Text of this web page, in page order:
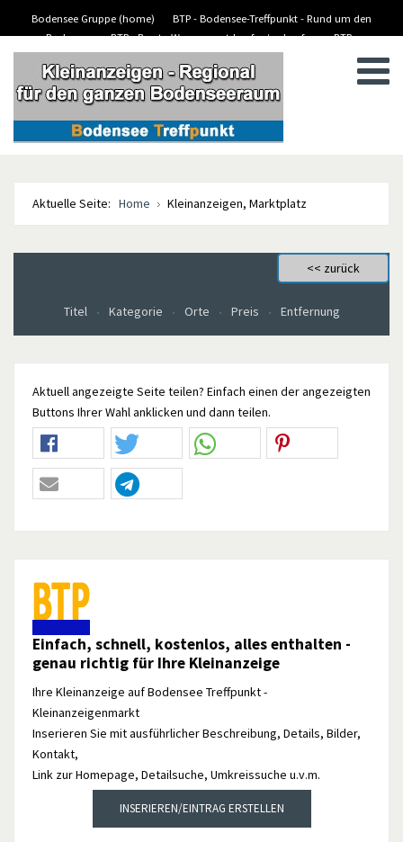
Bodensee Gruppe (home)
BTP - Bodensee-Treffpunkt - Rund um den
Bodensee
BTP - Boote-Wassersport-kaufen/verkaufen
BTP -
BTP - Kleinanzeigen
Aktuelle Seite: Home Kleinanzeigen, Marktplatz
Titel Kategorie Orte Preis Entfernung
Aktuell angezeigte Seite teilen? Einfach einen der angezeigten
Buttons Ihrer Wahl anklicken und dann teilen.
Einfach, schnell, kostenlos, alles enthalten -
genau richtig für Ihre Kleinanzeige
Ihre Kleinanzeige auf Bodensee Treffpunkt -
Kleinanzeigenmarkt
Inserieren Sie mit ausführlicher Beschreibung, Details, Bilder,
Kontakt,
Link zur Homepage, Detailsuche, Umkreissuche u.v.m.
INSERIEREN/EINTRAG ERSTELLEN